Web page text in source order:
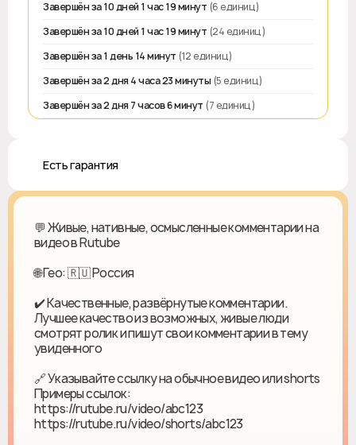
Завершён за 10 дней 1 час 19 минут (6 единиц)
Завершён за 10 дней 1 час 19 минут (24 единиц)
Завершён за 1 день 14 минут (12 единиц)
Завершён за 2 дня 4 часа 23 минуты (5 единиц)
Завершён за 2 дня 7 часов 6 минут (7 единиц)
♻️ Есть гарантия
💬 Живые, нативные, осмысленные комментарии на
видео в Rutube
🌐 Гео: 🇷🇺 Россия
✔️ Качественные, развёрнутые комментарии.
Лучшее качество из возможных, живые люди
смотрят ролик и пишут свои комментарии в тему
увиденного
🔗 Указывайте ссылку на обычное видео или shorts
Примеры ссылок:
https://rutube.ru/video/abc123
https://rutube.ru/video/shorts/abc123